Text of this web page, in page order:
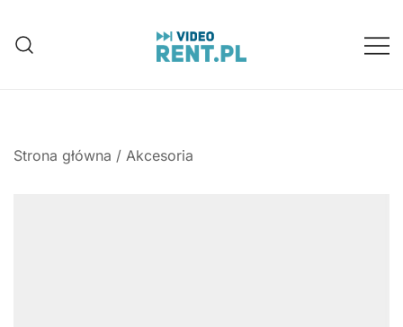
treści
Strona główna / Akcesoria